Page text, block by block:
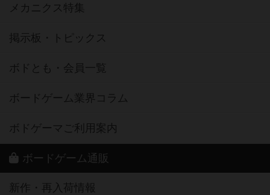
メカニクス特集
掲示板・トピックス
ボドとも・会員一覧
ボードゲーム業界コラム
ボドゲーマご利用案内
ボードゲーム通販
新作・再入荷情報